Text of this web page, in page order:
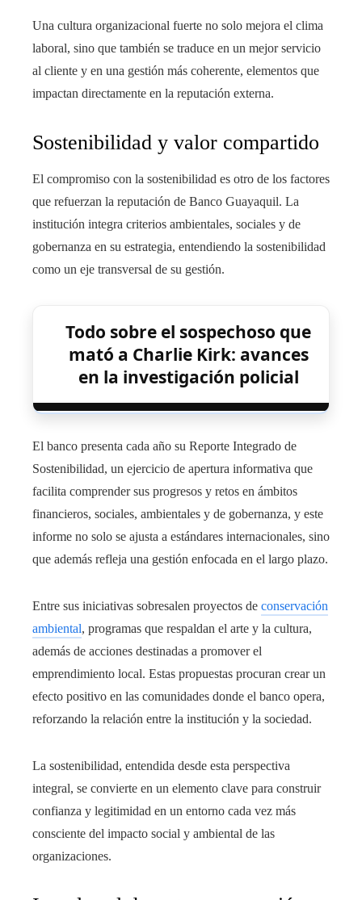
Una cultura organizacional fuerte no solo mejora el clima
laboral, sino que también se traduce en un mejor servicio
al cliente y en una gestión más coherente, elementos que
impactan directamente en la reputación externa.
Sostenibilidad y valor compartido
El compromiso con la sostenibilidad es otro de los factores
que refuerzan la reputación de Banco Guayaquil. La
institución integra criterios ambientales, sociales y de
gobernanza en su estrategia, entendiendo la sostenibilidad
como un eje transversal de su gestión.
Todo sobre el sospechoso que
mató a Charlie Kirk: avances
en la investigación policial
El banco presenta cada año su Reporte Integrado de
Sostenibilidad, un ejercicio de apertura informativa que
facilita comprender sus progresos y retos en ámbitos
financieros, sociales, ambientales y de gobernanza, y este
informe no solo se ajusta a estándares internacionales, sino
que además refleja una gestión enfocada en el largo plazo.
Entre sus iniciativas sobresalen proyectos de conservación
ambiental, programas que respaldan el arte y la cultura,
además de acciones destinadas a promover el
emprendimiento local. Estas propuestas procuran crear un
efecto positivo en las comunidades donde el banco opera,
reforzando la relación entre la institución y la sociedad.
La sostenibilidad, entendida desde esta perspectiva
integral, se convierte en un elemento clave para construir
confianza y legitimidad en un entorno cada vez más
consciente del impacto social y ambiental de las
organizaciones.